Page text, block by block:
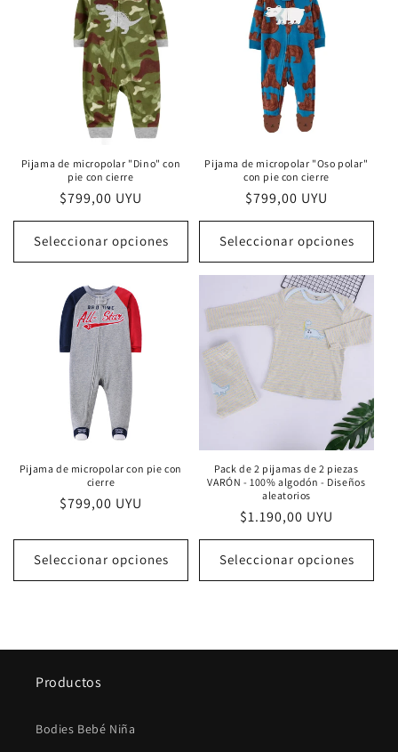
Pijama de micropolar "Dino" con
pie con cierre
Precio
habitual
$799,00 UYU
Seleccionar opciones
Pijama de micropolar "Oso polar"
con pie con cierre
Precio
habitual
$799,00 UYU
Seleccionar opciones
Pijama de micropolar con pie con
cierre
Precio
$799,00 UYU
Seleccionar opciones
Pack de 2 pijamas de 2 piezas
VARÓN - 100% algodón - Diseños
aleatorios
Precio
habitual
$1.190,00 UYU
Seleccionar opciones
Productos
Bodies Bebé Niña